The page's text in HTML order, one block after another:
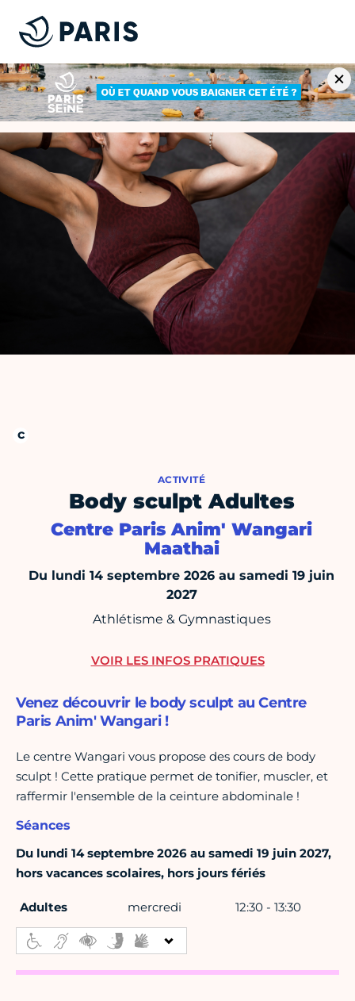
ACTIVITÉ
Body sculpt Adultes
Centre Paris Anim' Wangari
Maathai
Du lundi 14 septembre 2026 au samedi 19 juin
2027
Athlétisme & Gymnastiques
Venez découvrir le body sculpt au Centre
Paris Anim' Wangari !
Le centre Wangari vous propose des cours de body
sculpt ! Cette pratique permet de tonifier, muscler, et
raffermir l'ensemble de la ceinture abdominale !
Séances
Du lundi 14 septembre 2026 au samedi 19 juin 2027,
hors vacances scolaires, hors jours fériés
Adultes mercredi 12:30 - 13:30
VOIR LES INFOS PRATIQUES